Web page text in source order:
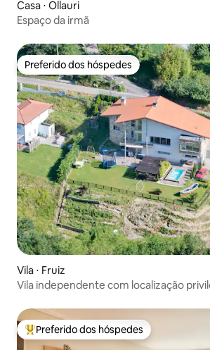
Casa ⋅ Ollauri
Espaço da irmã
Preferido dos hóspedes
Preferido dos hóspedes
Vila ⋅ Fruiz
Vila independente com localização
Entre os melhores preferidos dos
Preferido dos hóspedes